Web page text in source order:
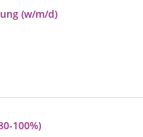
(w/m/d)
100%)